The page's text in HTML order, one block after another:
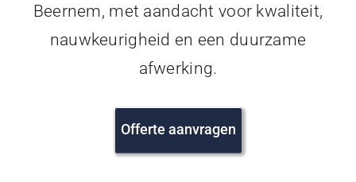
Beernem, met aandacht voor kwaliteit,
nauwkeurigheid en een duurzame
afwerking.
Offerte aanvragen